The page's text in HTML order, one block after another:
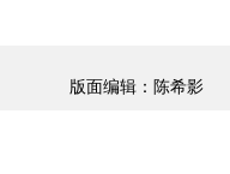
版面编辑：陈希影